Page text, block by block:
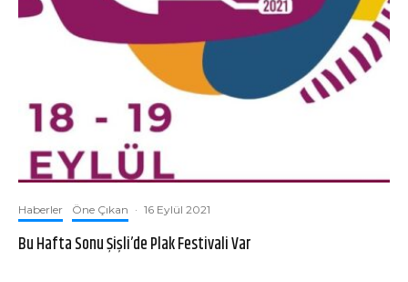
Haberler Öne Çıkan · 16 Eylül 2021
Bu Hafta Sonu Şişli’de Plak Festivali Var